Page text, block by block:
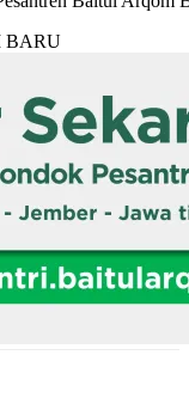
BARU